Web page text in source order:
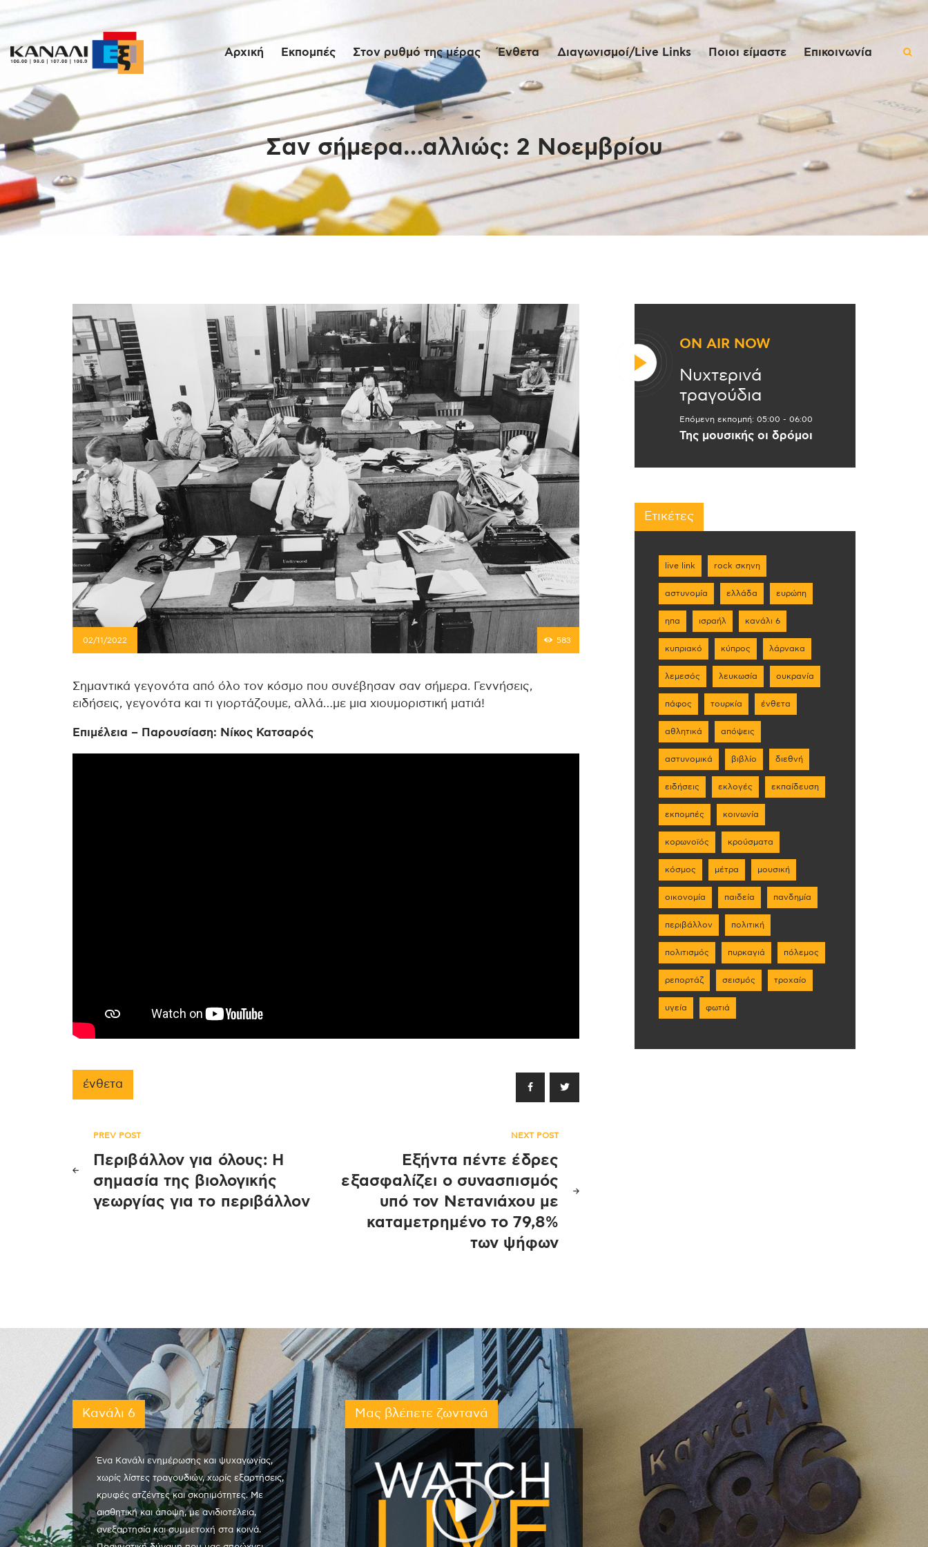
Αρχική Εκπομπές Στον ρυθμό της μέρας Ένθετα Διαγωνισμοί/Live Links Ποιοι είμαστε Επικοινωνία
Σαν σήμερα…αλλιώς: 2 Νοεμβρίου
Αρχική
Εκπομπές
Στον ρυθμό της
μέρας
Ένθετα
Διαγωνισμοί/Live
Επικοινωνία
02/11/2022 583
Σημαντικά γεγονότα από όλο τον κόσμο που συνέβησαν σαν σήμερα. Γεννήσεις,
ειδήσεις, γεγονότα και τι γιορτάζουμε, αλλά…με μια χιουμοριστική ματιά!
Επιμέλεια – Παρουσίαση: Νίκος Κατσαρός
ένθετα
Πλοήγηση
άρθρων
PREV POST
Περιβάλλον για όλους: Η
σημασία της βιολογικής
γεωργίας για το περιβάλλον
NEXT POST
Εξήντα πέντε έδρες
εξασφαλίζει ο συνασπισμός
υπό τον Νετανιάχου με
καταμετρημένο το 79,8%
των ψήφων
ON AIR NOW
Νυχτερινά
τραγούδια
Επόμενη εκπομπή: 05:00 - 06:00
Της μουσικής οι δρόμοι
Ετικέτες
live link rock σκηνη
αστυνομία ελλάδα ευρώπη
ηπα ισραήλ κανάλι 6
κυπριακό κύπρος λάρνακα
λεμεσός λευκωσία ουκρανία
πάφος τουρκία ένθετα
αθλητικά απόψεις
αστυνομικά βιβλίο διεθνή
ειδήσεις εκλογές εκπαίδευση
εκπομπές κοινωνία
κορωνοϊός κρούσματα
κόσμος μέτρα μουσική
οικονομία παιδεία πανδημία
περιβάλλον πολιτική
πολιτισμός πυρκαγιά πόλεμος
ρεπορτάζ σεισμός τροχαίο
υγεία φωτιά
Κανάλι 6
Ένα Κανάλι ενημέρωσης και ψυχαγωγίας,
χωρίς λίστες τραγουδιών, χωρίς εξαρτήσεις,
κρυφές ατζέντες και σκοπιμότητες. Με
αισθητική και άποψη, με ανιδιοτέλεια,
ανεξαρτησία και συμμετοχή στα κοινά.
Μας βλέπετε ζωντανά